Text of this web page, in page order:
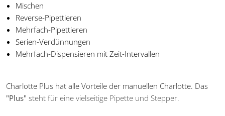
Mischen
Reverse-Pipettieren
Mehrfach-Pipettieren
Serien-Verdünnungen
Mehrfach-Dispensieren mit Zeit-Intervallen
Charlotte Plus hat alle Vorteile der manuellen Charlotte. Das
"Plus" steht für eine vielseitige Pipette und Stepper.